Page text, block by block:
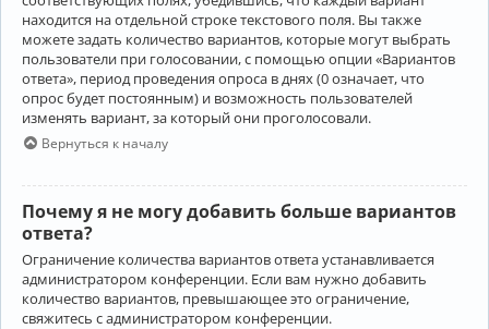
находится на отдельной строке текстового поля. Вы также
можете задать количество вариантов, которые могут выбрать
пользователи при голосовании, с помощью опции «Вариантов
ответа», период проведения опроса в днях (0 означает, что
опрос будет постоянным) и возможность пользователей
изменять вариант, за который они проголосовали.
Вернуться к началу
Почему я не могу добавить больше вариантов
ответа?
Ограничение количества вариантов ответа устанавливается
администратором конференции. Если вам нужно добавить
количество вариантов, превышающее это ограничение,
свяжитесь с администратором конференции.